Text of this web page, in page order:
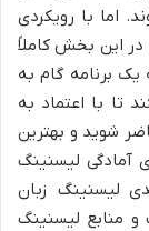
اما با رویکردی
این بخش کاملاً
برنامه گام به
با اعتماد به
شوید و بهترین
آمادگی لیسنینگ
لیسنینگ زبان
و منابع لیسنینگ